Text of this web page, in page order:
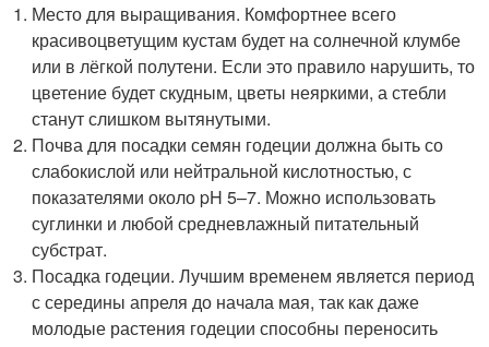
Место для выращивания. Комфортнее всего
красивоцветущим кустам будет на солнечной клумбе
или в лёгкой полутени. Если это правило нарушить, то
цветение будет скудным, цветы неяркими, а стебли
станут слишком вытянутыми.
Почва для посадки семян годеции должна быть со
слабокислой или нейтральной кислотностью, с
показателями около pH 5–7. Можно использовать
суглинки и любой средневлажный питательный
субстрат.
Посадка годеции. Лучшим временем является период
с середины апреля до начала мая, так как даже
молодые растения годеции способны переносить